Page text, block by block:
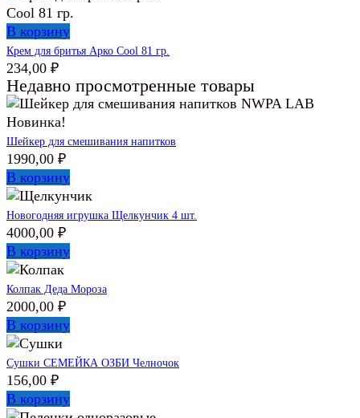
В корзину
Крем для бритья Арко Cool 81 гр.
234,00 ₽
Недавно просмотренные товары
Новинка!
Шейкер для смешивания напитков
1990,00 ₽
В корзину
Новогодняя игрушка Щелкунчик 4 шт.
4000,00 ₽
В корзину
Колпак Деда Мороза
2000,00 ₽
В корзину
Сушки СЕМЕЙКА ОЗБИ Челночок
156,00 ₽
В корзину